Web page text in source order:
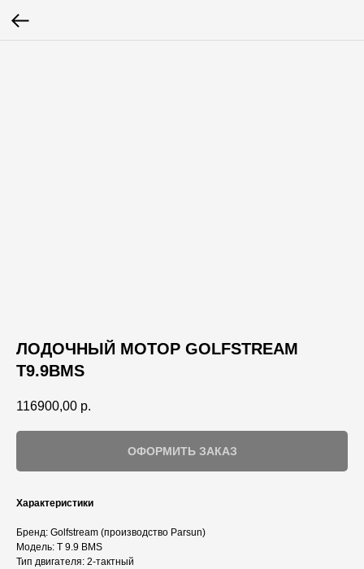
ЛОДОЧНЫЙ МОТОР GOLFSTREAM
T9.9BMS
116900,00 р.
ОФОРМИТЬ ЗАКАЗ
Характеристики
Бренд: Golfstream (производство Parsun)
Модель: T 9.9 BMS
Тип двигателя: 2-тактный